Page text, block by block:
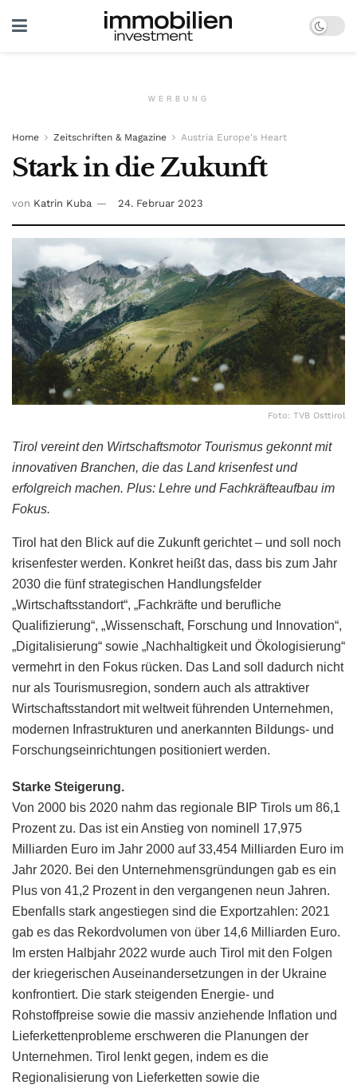
WERBUNG
Home Zeitschriften & Magazine Austria Europe's Heart
Stark in die Zukunft
von Katrin Kuba 24. Februar 2023
Foto: TVB Osttirol
Tirol vereint den Wirtschaftsmotor Tourismus gekonnt mit
innovativen Branchen, die das Land krisenfest und
erfolgreich machen. Plus: Lehre und Fachkräfteaufbau im
Fokus.
Tirol hat den Blick auf die Zukunft gerichtet – und soll noch
krisenfester werden. Konkret heißt das, dass bis zum Jahr
2030 die fünf strategischen Handlungsfelder
„Wirtschaftsstandort“, „Fachkräfte und berufliche
Qualifizierung“, „Wissenschaft, Forschung und Innovation“,
„Digitalisierung“ sowie „Nachhaltigkeit und Ökologisierung“
vermehrt in den Fokus rücken. Das Land soll dadurch nicht
nur als Tourismusregion, sondern auch als attraktiver
Wirtschaftsstandort mit weltweit führenden Unternehmen,
modernen Infrastrukturen und anerkannten Bildungs- und
Forschungseinrichtungen positioniert werden.
Starke Steigerung.
Von 2000 bis 2020 nahm das regionale BIP Tirols um 86,1
Prozent zu. Das ist ein Anstieg von nominell 17,975
Milliarden Euro im Jahr 2000 auf 33,454 Milliarden Euro im
Jahr 2020. Bei den Unternehmensgründungen gab es ein
Plus von 41,2 Prozent in den vergangenen neun Jahren.
Ebenfalls stark angestiegen sind die Exportzahlen: 2021
gab es das Rekordvolumen von über 14,6 Milliarden Euro.
Im ersten Halbjahr 2022 wurde auch Tirol mit den Folgen
der kriegerischen Auseinandersetzungen in der Ukraine
konfrontiert. Die stark steigenden Energie- und
Rohstoffpreise sowie die massiv anziehende Inflation und
Lieferkettenprobleme erschweren die Planungen der
Unternehmen. Tirol lenkt gegen, indem es die
Regionalisierung von Lieferketten sowie die